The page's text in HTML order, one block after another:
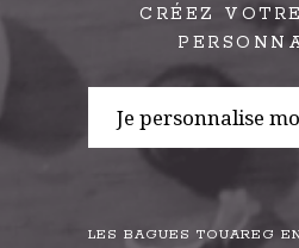
CRÉEZ
Je personnalise
LES BAGUES TOUAREG